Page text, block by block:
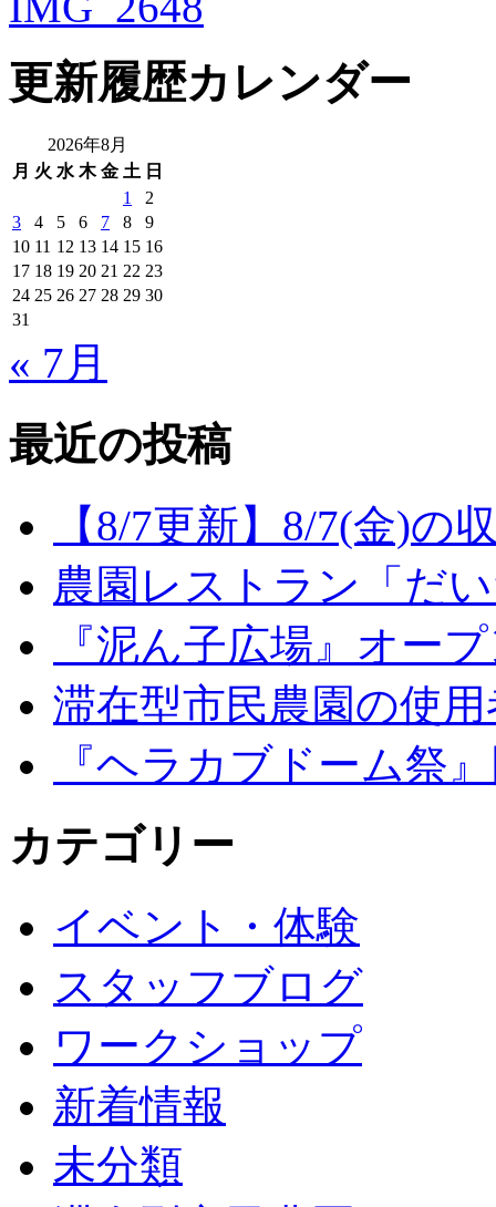
更新履歴カレンダー
2026年8月
月 火 水 木 金 土 日
1
2
3
4 5 6 7 8
9
10 11 12 13 14 15 16
17 18 19 20 21 22 23
24 25 26 27 28 29 30
31
« 7月
最近の投稿
【8/7更新】8/7(金)の
農園レストラン「だ
『泥ん子広場』オー
滞在型市民農園の使
『ヘラカブドーム祭
カテゴリー
イベント・体験
スタッフブログ
ワークショップ
新着情報
未分類